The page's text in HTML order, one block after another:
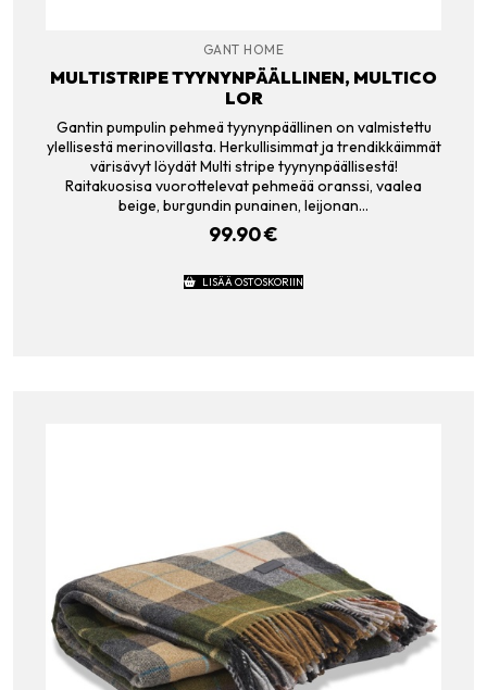
GANT HOME
MULTISTRIPE TYYNYNPÄÄLLINEN, MULTICO
LOR
Gantin pumpulin pehmeä tyynynpäällinen on valmistettu
ylellisestä merinovillasta. Herkullisimmat ja trendikkäimmät
värisävyt löydät Multi stripe tyynynpäällisestä!
Raitakuosisa vuorottelevat pehmeää oranssi, vaalea
beige, burgundin punainen, leijonan…
99.90€
LISÄÄ OSTOSKORIIN